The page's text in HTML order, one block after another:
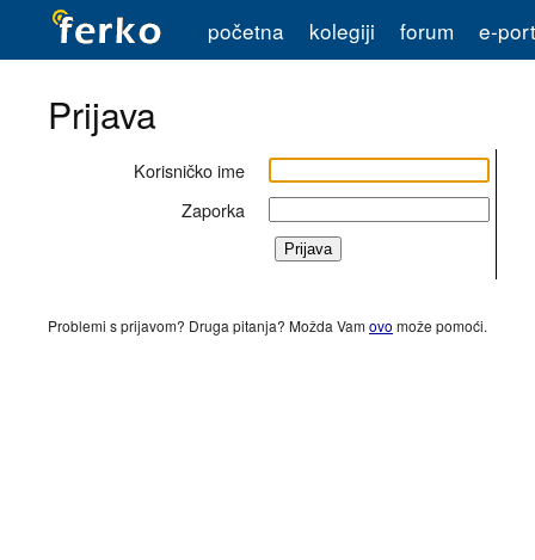
početna kolegiji forum e-
Prijava
Korisničko ime
Zaporka
Problemi s prijavom? Druga pitanja? Možda Vamovo može pomoći.